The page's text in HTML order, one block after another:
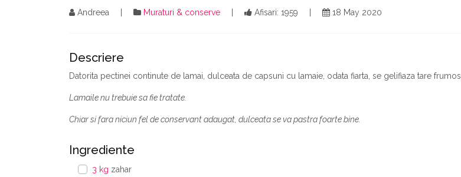
Andreea Muraturi & conserve Afisari: 1959 18 May 2020
Descriere
Datorita pectinei continute de lamai, dulceata de capsuni cu lamaie, odata fiarta, se gelifiaza tare frumos.
Lamaile nu trebuie sa fie tratate.
Chiar si fara niciun fel de conservant adaugat, dulceata se va pastra foarte bine.
Ingrediente
3 kg zahar